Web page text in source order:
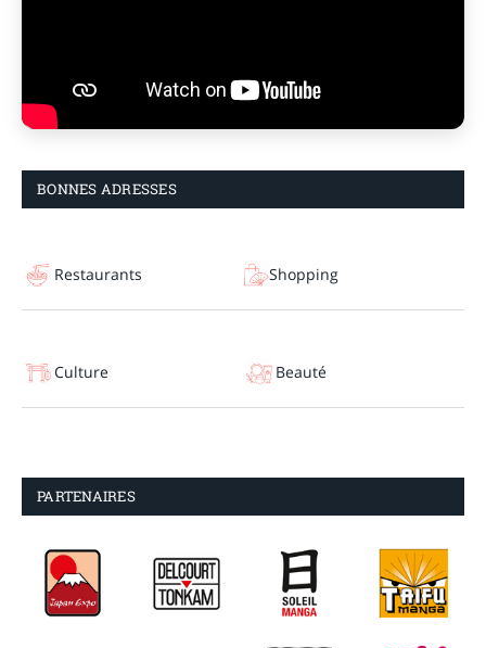
BONNES ADRESSES
Restaurants Shopping
Culture Beauté
PARTENAIRES